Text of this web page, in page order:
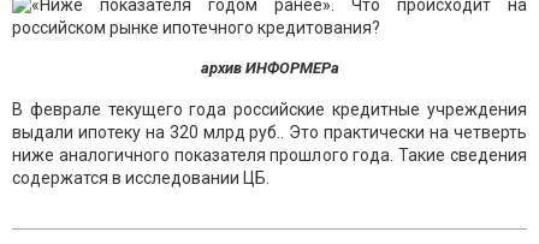
архив ИНФОРМЕРа
В феврале текущего года российские кредитные учреждения
выдали ипотеку на 320 млрд руб.. Это практически на четверть
ниже аналогичного показателя прошлого года. Такие сведения
содержатся в исследовании ЦБ.